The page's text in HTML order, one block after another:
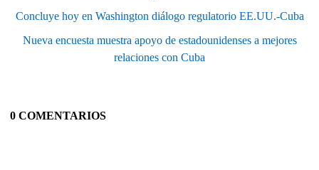
Concluye hoy en Washington diálogo regulatorio EE.UU.-Cuba
Nueva encuesta muestra apoyo de estadounidenses a mejores
relaciones con Cuba
0 COMENTARIOS